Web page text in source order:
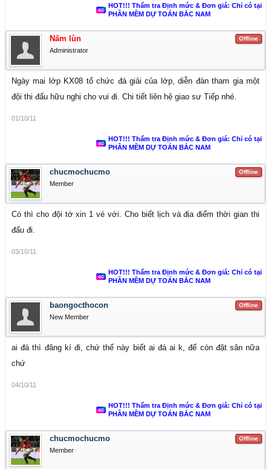
HOT!!! Thẩm tra Định mức & Đơn giá: Chỉ có tại
PHẦN MỀM DỰ TOÁN BẮC NAM
Offline
Nấm lùn
Administrator
Ngày mai lớp KX08 tổ chức đá giải của lớp, diễn đàn tham gia một
đội thi đấu hữu nghị cho vui đi. Chi tiết liên hệ giao sư Tiếp nhé.
01/10/11
HOT!!! Thẩm tra Định mức & Đơn giá: Chỉ có tại
PHẦN MỀM DỰ TOÁN BẮC NAM
Offline
chucmochucmo
Member
Có thì cho đội tớ xin 1 vé với. Cho biết lịch và địa điểm thời gian thi
đấu đi.
03/10/11
HOT!!! Thẩm tra Định mức & Đơn giá: Chỉ có tại
PHẦN MỀM DỰ TOÁN BẮC NAM
Offline
baongocthocon
New Member
ai đá thì đăng kí đi, chứ thế này biết ai đá ai k, để còn đặt sân nữa
chứ
04/10/11
HOT!!! Thẩm tra Định mức & Đơn giá: Chỉ có tại
PHẦN MỀM DỰ TOÁN BẮC NAM
Offline
chucmochucmo
Member